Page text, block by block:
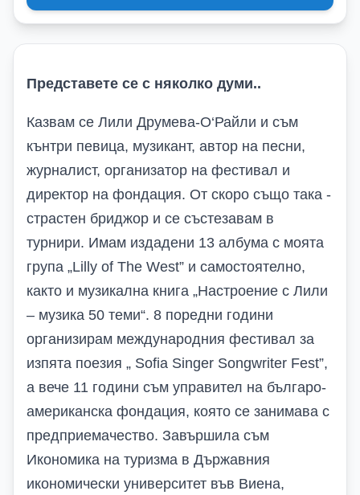
Представете се с няколко думи..
Казвам се Лили Друмева-О‘Райли и съм
кънтри певица, музикант, автор на песни,
журналист, организатор на фестивал и
директор на фондация. От скоро също така -
страстен бриджор и се състезавам в
турнири. Имам издадени 13 албума с моята
група „Lilly of The West” и самостоятелно,
както и музикална книга „Настроение с Лили
– музика 50 теми“. 8 поредни години
организирам международния фестивал за
изпята поезия „ Sofia Singer Songwriter Fest”,
a вече 11 години съм управител на българо-
американска фондация, която се занимава с
предприемачество. Завършила съм
Икономика на туризма в Държавния
икономически университет във Виена,